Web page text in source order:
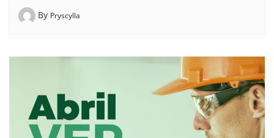
By Pryscylla